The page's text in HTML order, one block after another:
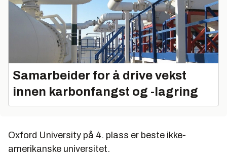
Samarbeider for å drive vekst
innen karbonfangst og -lagring
Oxford University på 4. plass er beste ikke-
amerikanske universitet.